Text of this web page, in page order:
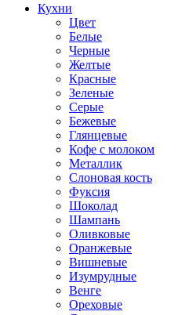
Кухни
Цвет
Белые
Черные
Желтые
Красные
Зеленые
Серые
Бежевые
Глянцевые
Кофе с молоком
Металлик
Слоновая кость
Фуксия
Шоколад
Шампань
Оливковые
Оранжевые
Вишневые
Изумрудные
Венге
Ореховые